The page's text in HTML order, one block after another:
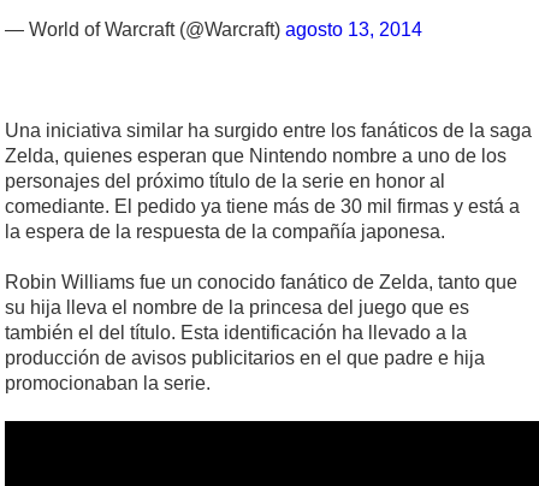
— World of Warcraft (@Warcraft) agosto 13, 2014
Una iniciativa similar ha surgido entre los fanáticos de la saga
Zelda, quienes esperan que Nintendo nombre a uno de los
personajes del próximo título de la serie en honor al
comediante. El pedido ya tiene más de 30 mil firmas y está a
la espera de la respuesta de la compañía japonesa.
Robin Williams fue un conocido fanático de Zelda, tanto que
su hija lleva el nombre de la princesa del juego que es
también el del título. Esta identificación ha llevado a la
producción de avisos publicitarios en el que padre e hija
promocionaban la serie.